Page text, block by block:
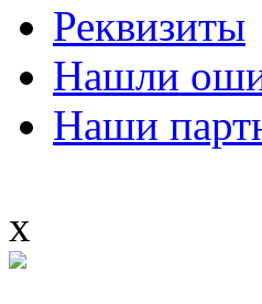
Реквизиты
Нашли
Наши
x